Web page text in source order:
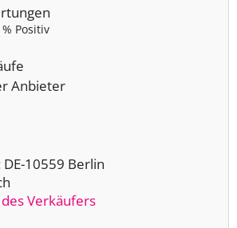
Positiv
Anbieter
10559 Berlin
Verkäufers